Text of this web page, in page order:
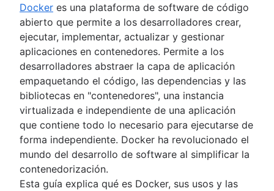
La infraestructura como servicio (IaaS)
Plataforma como servicio (PaaS)
Contenedores como servicio
Cloud bursting
Ventajas de los microservicios
Seguridad de los microservicios
Microservicios y servicios web
Patrones de diseño de microservicios
Docker es una plataforma de software de código
abierto que permite a los desarrolladores crear,
ejecutar, implementar, actualizar y gestionar
aplicaciones en contenedores. Permite a los
desarrolladores abstraer la capa de aplicación
empaquetando el código, las dependencias y las
bibliotecas en "contenedores", una instancia
virtualizada e independiente de una aplicación
que contiene todo lo necesario para ejecutarse de
forma independiente. Docker ha revolucionado el
mundo del desarrollo de software al simplificar la
contenedorización.
Esta guía explica qué es Docker, sus usos y las